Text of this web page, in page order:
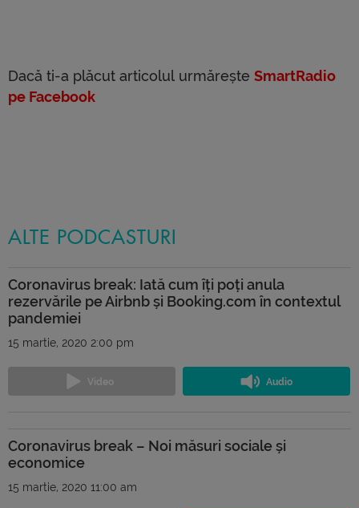
Dacă ti-a plăcut articolul urmărește SmartRadio
pe Facebook
ALTE PODCASTURI
Coronavirus break: Iată cum îți poți anula
rezervările pe Airbnb și Booking.com în contextul
pandemiei
15 martie, 2020 2:00 pm
Coronavirus break – Noi măsuri sociale și
economice
15 martie, 2020 11:00 am